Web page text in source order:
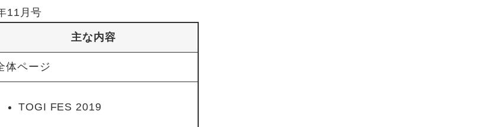
11月号
主な内容
体ページ
TOGI FES 2019